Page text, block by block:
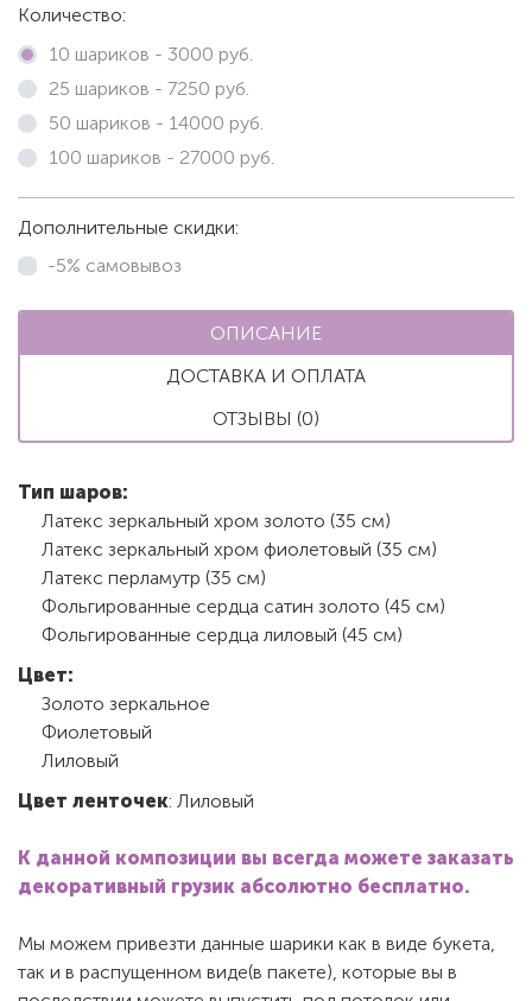
Количество:
10 шариков - 3000 руб.
25 шариков - 7250 руб.
50 шариков - 14000 руб.
100 шариков - 27000 руб.
Дополнительные скидки:
-5% самовывоз
ОПИСАНИЕ
ДОСТАВКА И ОПЛАТА
ОТЗЫВЫ (0)
Тип шаров:
Латекс зеркальный хром золото (35 см)
Латекс зеркальный хром фиолетовый (35 см)
Латекс перламутр (35 см)
Фольгированные сердца сатин золото (45 см)
Фольгированные сердца лиловый (45 см)
Цвет:
Золото зеркальное
Фиолетовый
Лиловый
Цвет ленточек: Лиловый
К данной композиции вы всегда можете заказать
декоративный грузик абсолютно бесплатно.
Мы можем привезти данные шарики как в виде букета,
так и в распущенном виде(в пакете), которые вы в